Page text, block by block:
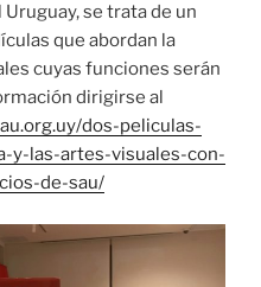
se trata de un
que abordan la
cuyas funciones serán
dirigirse al
dos-peliculas-
y-las-artes-visuales-con-
de-sau/